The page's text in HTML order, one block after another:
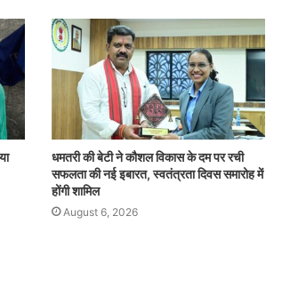
धमतरी की बेटी ने कौशल विकास के दम पर रची
सफलता की नई इबारत, स्वतंत्रता दिवस समारोह में
होंगी शामिल
August 6, 2026